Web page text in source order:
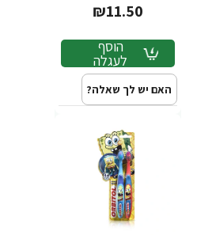
₪11.50
הוסף
לעגלה
האם יש לך שאלה?